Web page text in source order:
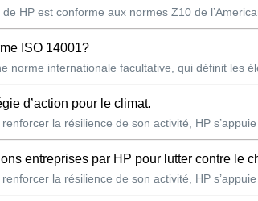
HP est conforme aux normes Z10 de
ISO 14001?
norme internationale facultative, qui définit les
d’action pour le climat.
la résilience de son activité, HP
entreprises par HP pour lutter contre le
la résilience de son activité, HP